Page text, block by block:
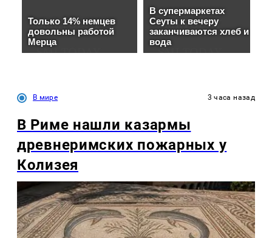
В мире 3 часа назад
В Риме нашли казармы
древнеримских пожарных у
Колизея